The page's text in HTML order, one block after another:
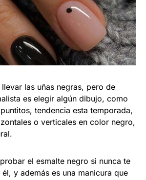
las uñas negras, pero de
es elegir algún dibujo, como
tendencia esta temporada,
o verticales en color negro,
el esmalte negro si nunca te
y además es una manicura que